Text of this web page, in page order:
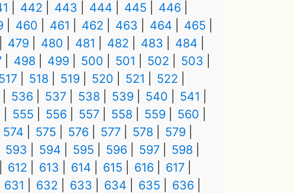
442 443 444 445
446
460 461 462 463 464
465
479 480 481 482 483
484
498 499 500 501 502
503
518 519 520 521
522
536 537 538 539 540
541
555 556 557 558 559
560
574 575 576 577 578
579
593 594 595 596 597
598
612 613 614 615 616
617
631 632 633 634 635
636